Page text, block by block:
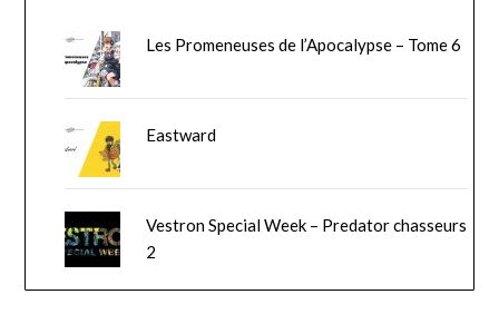
Les Promeneuses de l’Apocalypse – Tome 6
Eastward
Vestron Special Week – Predator chasseurs
2